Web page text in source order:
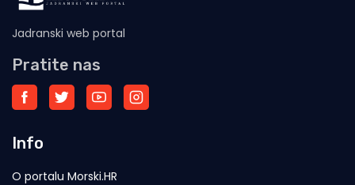
Jadranski web portal
Pratite nas
Info
O portalu Morski.HR